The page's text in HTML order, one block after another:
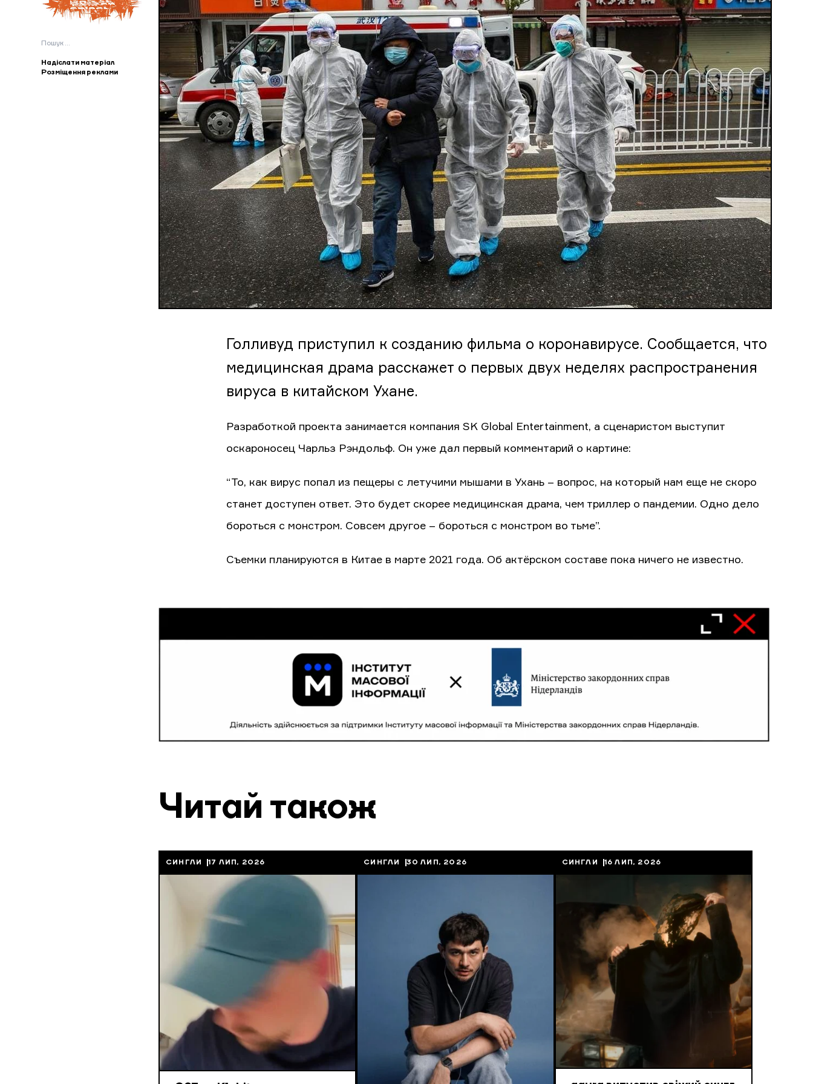
Пошук:
Надіслати матеріал
Розміщення реклами
Голливуд приступил к созданию фильма о коронавирусе. Сообщается, что
медицинская драма расскажет о первых двух неделях распространения
вируса в китайском Ухане.
Разработкой проекта занимается компания SK Global Entertainment, а сценаристом выступит
оскароносец Чарльз Рэндольф. Он уже дал первый комментарий о картине:
“То, как вирус попал из пещеры с летучими мышами в Ухань – вопрос, на который нам еще не скоро
станет доступен ответ. Это будет скорее медицинская драма, чем триллер о пандемии. Одно дело
бороться с монстром. Совсем другое – бороться с монстром во тьме”.
Съемки планируются в Китае в марте 2021 года. Об актёрском составе пока ничего не известно.
Читай також
СИНГЛИ 17 ЛИП, 2026 СИНГЛИ 30 ЛИП, 2026 СИНГЛИ 16 ЛИП, 2026